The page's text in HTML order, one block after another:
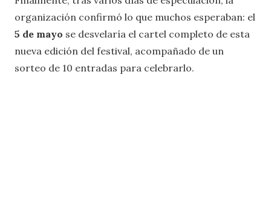
organización confirmó lo que muchos esperaban: el
5 de mayo se desvelaría el cartel completo de esta
nueva edición del festival, acompañado de un
sorteo de 10 entradas para celebrarlo.